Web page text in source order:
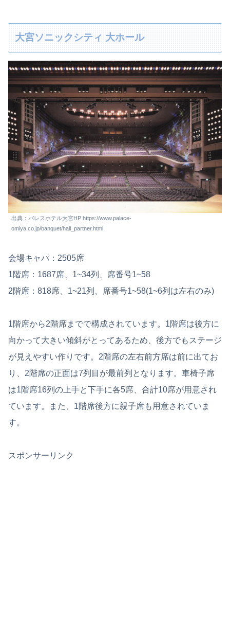
大宮ソニックシティ 大ホール
出典：パレスホテル大宮HP https://www.palace-
omiya.co.jp/banquet/hall_partner.html
会場キャパ：2505席
1階席：1687席、1~34列、席番号1~58
2階席：818席、1~21列、席番号1~58(1~6列は左右のみ)
1階席から2階席までで構成されています。1階席は後方に
向かって大きい傾斜がとってあるため、後方でもステージ
が見えやすい作りです。2階席の左右前方席は前に出てお
り、2階席の正面は7列目が最前列となります。車椅子席
は1階席16列の上手と下手に各5席、合計10席が用意され
ています。また、1階席後方に親子席も用意されていま
す。
スポンサーリンク